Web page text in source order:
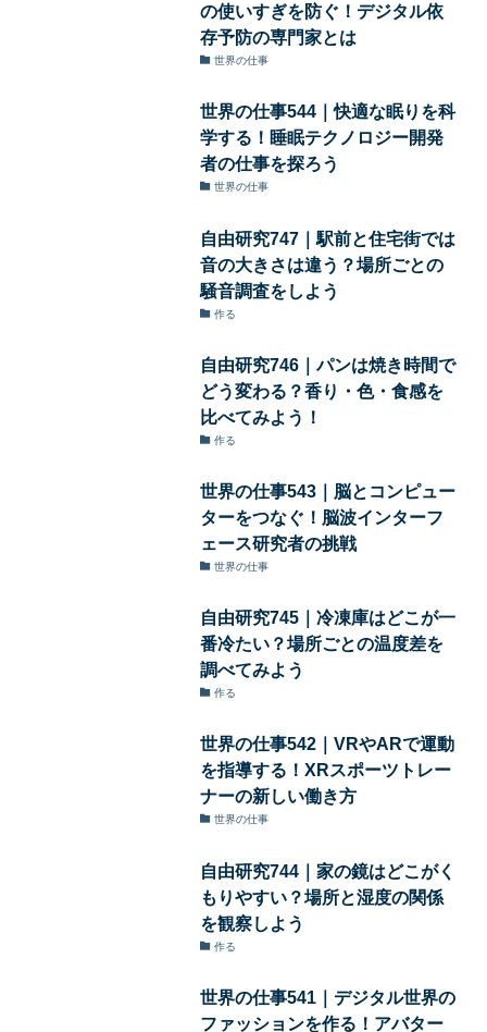
の使いすぎを防ぐ！デジタル依
存予防の専門家とは
世界の仕事
世界の仕事544｜快適な眠りを科
学する！睡眠テクノロジー開発
者の仕事を探ろう
世界の仕事
自由研究747｜駅前と住宅街では
音の大きさは違う？場所ごとの
騒音調査をしよう
作る
自由研究746｜パンは焼き時間で
どう変わる？香り・色・食感を
比べてみよう！
作る
世界の仕事543｜脳とコンピュー
ターをつなぐ！脳波インターフ
ェース研究者の挑戦
世界の仕事
自由研究745｜冷凍庫はどこが一
番冷たい？場所ごとの温度差を
調べてみよう
作る
世界の仕事542｜VRやARで運動
を指導する！XRスポーツトレー
ナーの新しい働き方
世界の仕事
自由研究744｜家の鏡はどこがく
もりやすい？場所と湿度の関係
を観察しよう
作る
世界の仕事541｜デジタル世界の
ファッションを作る！アバター